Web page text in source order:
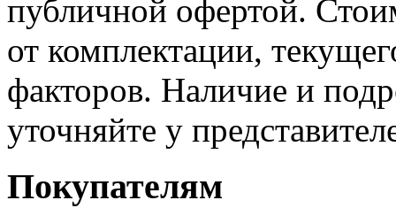
публичной офертой.
от комплектации,
факторов. Наличие и
уточняйте у
Покупателям